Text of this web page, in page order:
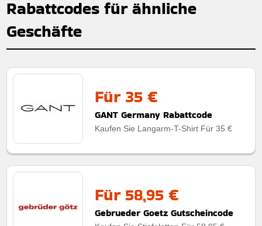
Rabattcodes für ähnliche
Geschäfte
Für 35 €
GANT Germany Rabattcode
Kaufen Sie Langarm-T-Shirt Für 35 €
Für 58,95 €
Gebrueder Goetz Gutscheincode